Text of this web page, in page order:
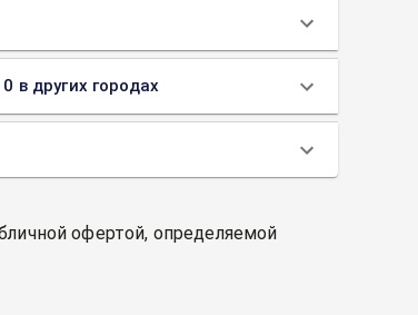
в других городах
офертой, определяемой